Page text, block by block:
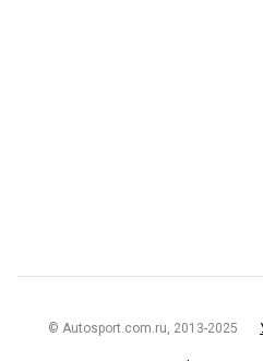
© Autosport.com.ru, 2013-2025